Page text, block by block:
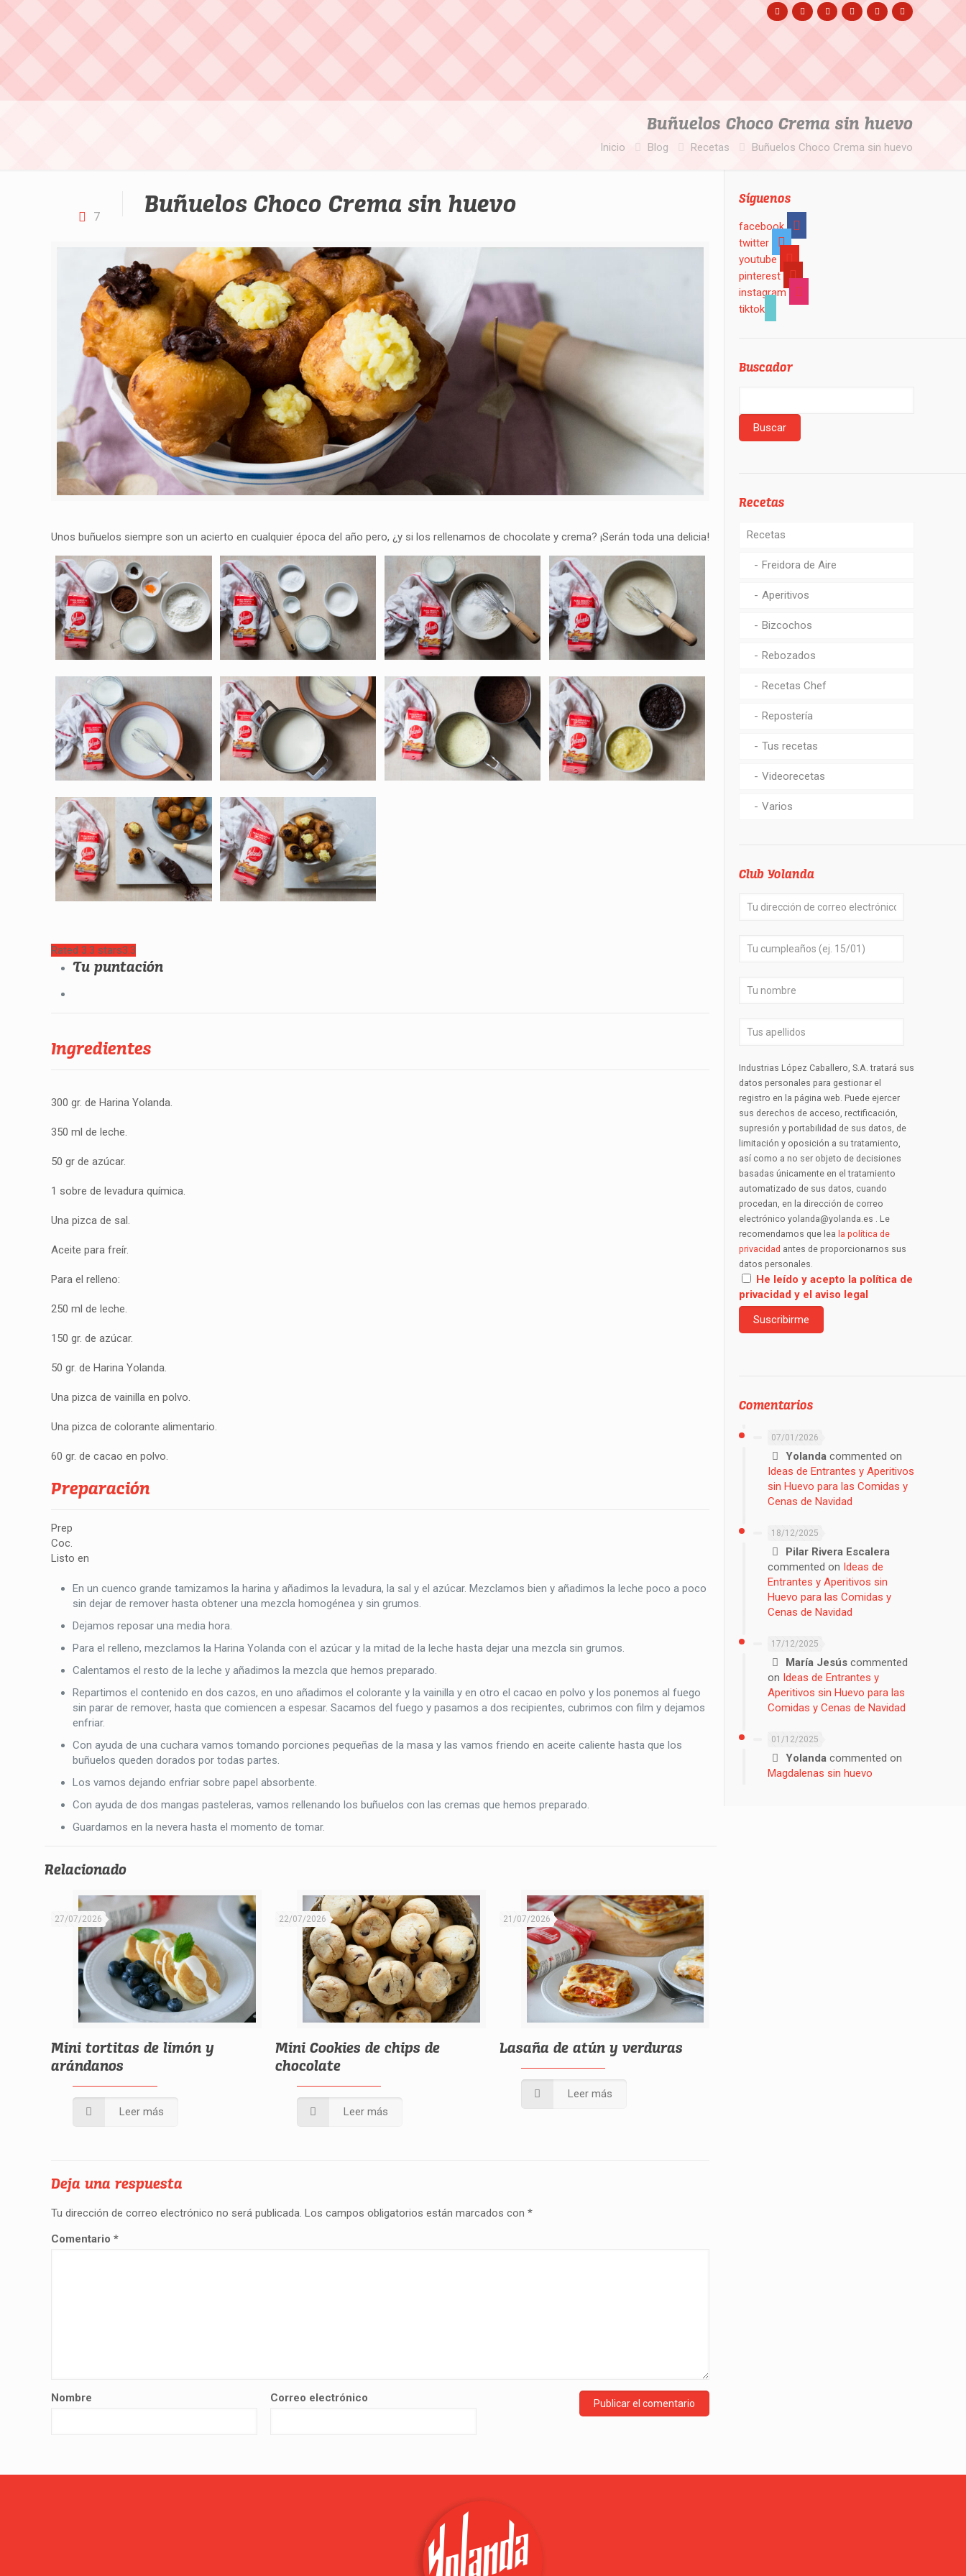
Buñuelos Choco Crema sin huevo
Inicio Blog Recetas Buñuelos Choco Crema sin huevo
7 Buñuelos Choco Crema sin huevo
Unos buñuelos siempre son un acierto en cualquier época del año pero, ¿y si los rellenamos de chocolate y crema? ¡Serán toda una delicia!
Rated 3.3 stars3.3
Tu puntación
Ingredientes
300 gr. de Harina Yolanda.
350 ml de leche.
50 gr de azúcar.
1 sobre de levadura química.
Una pizca de sal.
Aceite para freír.
Para el relleno:
250 ml de leche.
150 gr. de azúcar.
50 gr. de Harina Yolanda.
Una pizca de vainilla en polvo.
Una pizca de colorante alimentario.
60 gr. de cacao en polvo.
Preparación
Prep
Coc.
Listo en
En un cuenco grande tamizamos la harina y añadimos la levadura, la sal y el azúcar. Mezclamos bien y añadimos la leche poco a poco
sin dejar de remover hasta obtener una mezcla homogénea y sin grumos.
Dejamos reposar una media hora.
Para el relleno, mezclamos la Harina Yolanda con el azúcar y la mitad de la leche hasta dejar una mezcla sin grumos.
Calentamos el resto de la leche y añadimos la mezcla que hemos preparado.
Repartimos el contenido en dos cazos, en uno añadimos el colorante y la vainilla y en otro el cacao en polvo y los ponemos al fuego
sin parar de remover, hasta que comiencen a espesar. Sacamos del fuego y pasamos a dos recipientes, cubrimos con film y dejamos
enfriar.
Con ayuda de una cuchara vamos tomando porciones pequeñas de la masa y las vamos friendo en aceite caliente hasta que los
buñuelos queden dorados por todas partes.
Los vamos dejando enfriar sobre papel absorbente.
Con ayuda de dos mangas pasteleras, vamos rellenando los buñuelos con las cremas que hemos preparado.
Guardamos en la nevera hasta el momento de tomar.
Relacionado
27/07/2026
Mini tortitas de limón y
arándanos
Leer más
22/07/2026
Mini Cookies de chips de
chocolate
Leer más
21/07/2026
Lasaña de atún y verduras
Leer más
Deja una respuesta
Tu dirección de correo electrónico no será publicada. Los campos obligatorios están marcados con*
Comentario*
Nombre Correo electrónico
Síguenos
facebook
twitter
youtube
pinterest
instagram
tiktok
Buscador
Recetas
Recetas
Freidora de Aire
Aperitivos
Bizcochos
Rebozados
Recetas Chef
Repostería
Tus recetas
Videorecetas
Varios
Club Yolanda
Industrias López Caballero, S.A. tratará sus
datos personales para gestionar el
registro en la página web. Puede ejercer
sus derechos de acceso, rectificación,
supresión y portabilidad de sus datos, de
limitación y oposición a su tratamiento,
así como a no ser objeto de decisiones
basadas únicamente en el tratamiento
automatizado de sus datos, cuando
procedan, en la dirección de correo
electrónico yolanda@yolanda.es . Le
recomendamos que lea la política de
privacidad antes de proporcionarnos sus
datos personales.
He leído y acepto la política de
privacidad y el aviso legal
Comentarios
07/01/2026
Yolandacommented on
Ideas de Entrantes y Aperitivos
sin Huevo para las Comidas y
Cenas de Navidad
18/12/2025
Pilar Rivera Escalera
commented on Ideas de
Entrantes y Aperitivos sin
Huevo para las Comidas y
Cenas de Navidad
17/12/2025
María Jesúscommented
on Ideas de Entrantes y
Aperitivos sin Huevo para las
Comidas y Cenas de Navidad
01/12/2025
Yolandacommented on
Magdalenas sin huevo